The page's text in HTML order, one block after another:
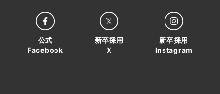
公式
Facebook
新卒採用
X
新卒採用
Instagram